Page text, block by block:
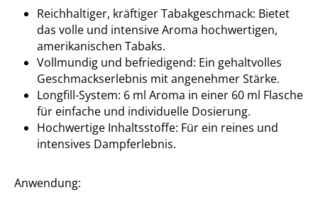
Reichhaltiger, kräftiger Tabakgeschmack: Bietet
das volle und intensive Aroma hochwertigen,
amerikanischen Tabaks.
Vollmundig und befriedigend: Ein gehaltvolles
Geschmackserlebnis mit angenehmer Stärke.
Longfill-System: 6 ml Aroma in einer 60 ml Flasche
für einfache und individuelle Dosierung.
Hochwertige Inhaltsstoffe: Für ein reines und
intensives Dampferlebnis.
Anwendung: